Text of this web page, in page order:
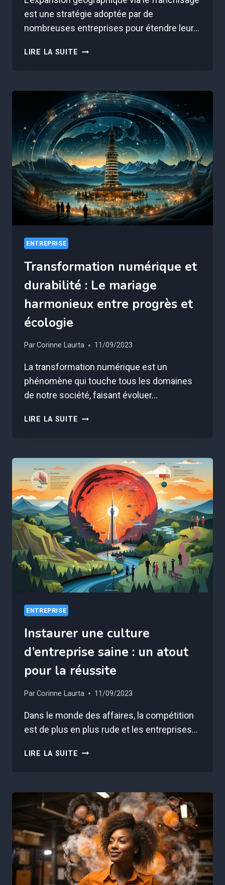
est une stratégie adoptée par de
nombreuses entreprises pour étendre leur…
LIRE LA SUITE EXPANSION
FRANCHISAGE
:
STRATÉGIES
POUR
RÉUSSIR
ENTREPRISE
Transformation numérique et
durabilité : Le mariage
harmonieux entre progrès et
écologie
ParCorinne Laurta 11/09/2023
La transformation numérique est un
phénomène qui touche tous les domaines
de notre société, faisant évoluer…
LIRE LA SUITE TRANSFORMATION
LE
MARIAGE
HARMONIEUX
ENTRE
PROGRÈS
ET
ÉCOLOGIE
ENTREPRISE
Instaurer une culture
d’entreprise saine : un atout
pour la réussite
ParCorinne Laurta 11/09/2023
Dans le monde des affaires, la compétition
est de plus en plus rude et les entreprises…
LIRE LA SUITE INSTAURER
SAINE
:
UN
ATOUT
POUR
LA
RÉUSSITE